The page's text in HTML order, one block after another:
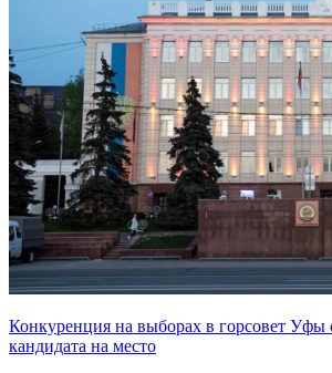
Конкуренция на выборах в горсовет Уфы
кандидата на место